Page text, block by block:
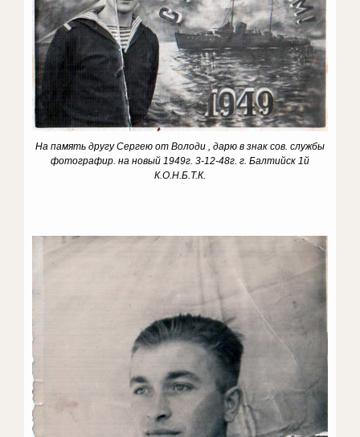
На память другу Сергею от Володи , дарю в знак сов. службы
фотографир. на новый 1949г. 3-12-48г. г. Балтийск 1й
К.О.Н.Б.Т.К.